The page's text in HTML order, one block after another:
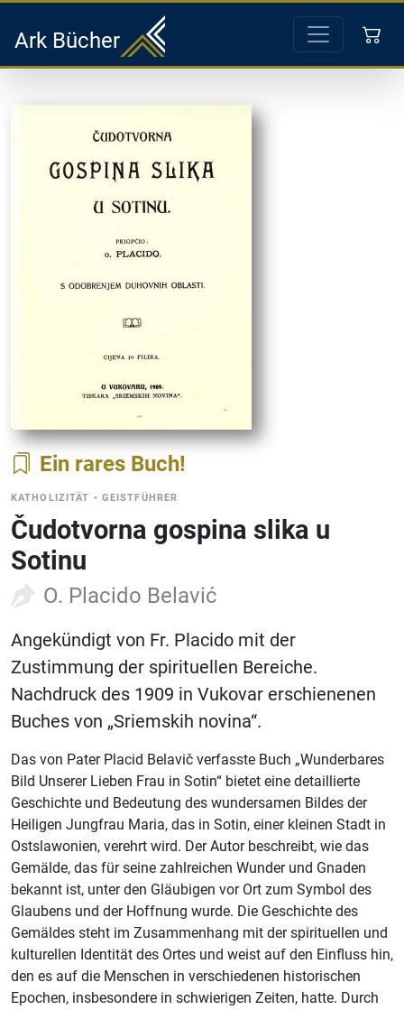
Ark Bücher
Ein rares Buch
KATHOLIZITÄT • GEISTFÜHRER
Čudotvorna gospina slika u
Sotinu
O. Placido Belavić
Angekündigt von Fr. Placido mit der
Zustimmung der spirituellen Bereiche.
Nachdruck des 1909 in Vukovar erschienenen
Buches von „Sriemskih novina“.
Das von Pater Placid Belavič verfasste Buch „Wunderbares
Bild Unserer Lieben Frau in Sotin“ bietet eine detaillierte
Geschichte und Bedeutung des wundersamen Bildes der
Heiligen Jungfrau Maria, das in Sotin, einer kleinen Stadt in
Ostslawonien, verehrt wird. Der Autor beschreibt, wie das
Gemälde, das für seine zahlreichen Wunder und Gnaden
bekannt ist, unter den Gläubigen vor Ort zum Symbol des
Glaubens und der Hoffnung wurde. Die Geschichte des
Gemäldes steht im Zusammenhang mit der spirituellen und
kulturellen Identität des Ortes und weist auf den Einfluss hin,
den es auf die Menschen in verschiedenen historischen
Epochen, insbesondere in schwierigen Zeiten, hatte. Durch